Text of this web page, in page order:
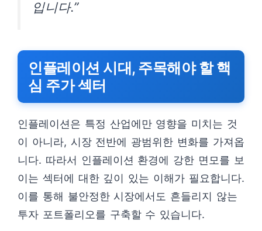
입니다.”
인플레이션 시대, 주목해야 할 핵
심 주가 섹터
인플레이션은 특정 산업에만 영향을 미치는 것
이 아니라, 시장 전반에 광범위한 변화를 가져옵
니다. 따라서 인플레이션 환경에 강한 면모를 보
이는 섹터에 대한 깊이 있는 이해가 필요합니다.
이를 통해 불안정한 시장에서도 흔들리지 않는
투자 포트폴리오를 구축할 수 있습니다.